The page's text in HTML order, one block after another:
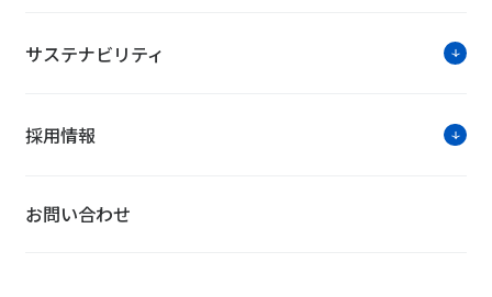
サステナビリティ
採用情報
お問い合わせ